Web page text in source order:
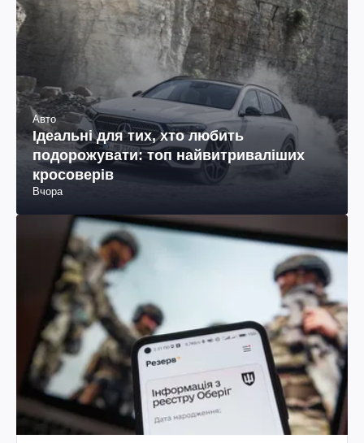
Авто
Ідеальні для тих, хто любить
подорожувати: топ найвитриваліших
кросоверів
Вчора